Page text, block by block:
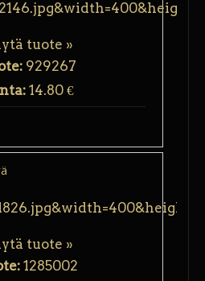
tuote »
929267
14.80 €
tuote »
1285002